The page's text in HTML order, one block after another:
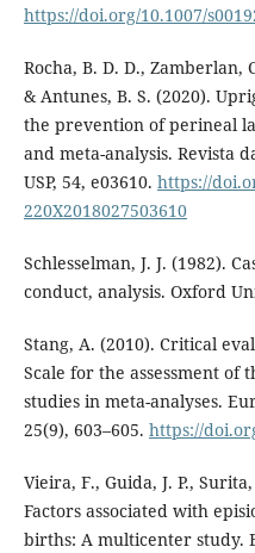
https://doi.org/10.1007/
Rocha, B. D. D., Zamberlan,
& Antunes, B. S. (2020).
the prevention of perineal
and meta-analysis. Revista
USP, 54, e03610. https://
220X2018027503610
Schlesselman, J. J. (1982).
conduct, analysis. Oxford
Stang, A. (2010). Critical
Scale for the assessment
studies in meta-analyses.
25(9), 603–605. https://
Vieira, F., Guida, J. P.,
Factors associated with
births: A multicenter study.